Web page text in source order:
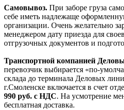
Самовывоз. При заборе груза
себе иметь надлежаще
организации. Очень желательно
менеджером дату приезда для
отгрузочных документов и
Транспортной компанией
перевозчик выбирается «по-
склада до терминала Деловых
г.Смоленске включается в счет
990 руб. с НДС. На усмотрение
бесплатная доставка.